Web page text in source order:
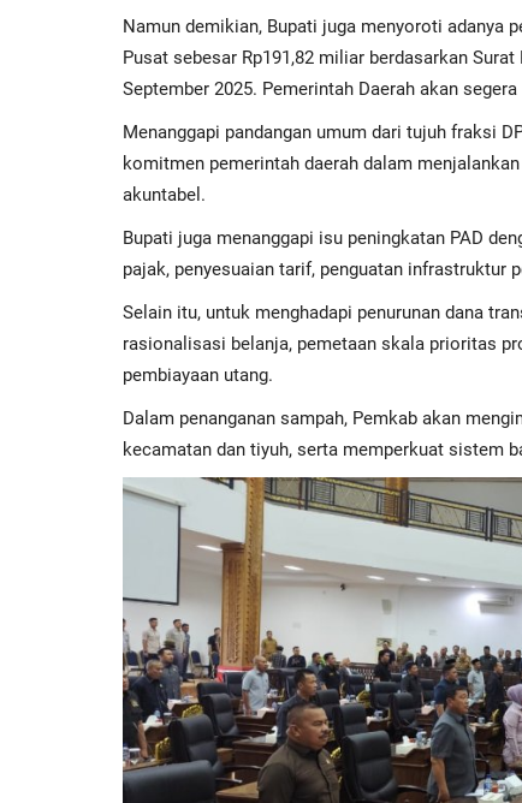
Namun demikian, Bupati juga menyoroti adanya
Pusat sebesar Rp191,82 miliar berdasarkan
September 2025. Pemerintah Daerah akan
Menanggapi pandangan umum dari tujuh fraksi
komitmen pemerintah daerah dalam
akuntabel.
Bupati juga menanggapi isu peningkatan PAD
pajak, penyesuaian tarif, penguatan infrastruktur
Selain itu, untuk menghadapi penurunan dana
rasionalisasi belanja, pemetaan skala prioritas
pembiayaan utang.
Dalam penanganan sampah, Pemkab akan
kecamatan dan tiyuh, serta memperkuat sistem